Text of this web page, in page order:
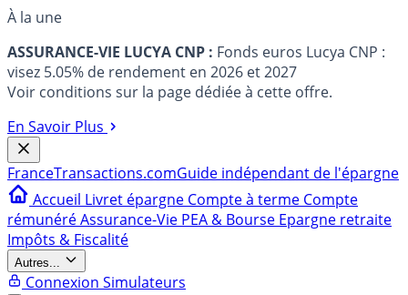
À la une
ASSURANCE-VIE LUCYA CNP : Fonds euros Lucya CNP :
visez 5.05% de rendement en 2026 et 2027
Voir conditions sur la page dédiée à cette offre.
En Savoir Plus
FranceTransactions.comGuide indépendant de l'épargne
Accueil Livret épargne Compte à terme Compte
rémunéréAssurance-Vie PEA & Bourse Epargne retraite
Impôts & Fiscalité
Autres...
Connexion Simulateurs